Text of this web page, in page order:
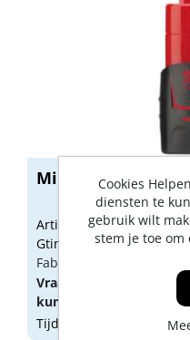
Milwaukee accu
Artikelnummer: 1707119
Gtin: 4002395377251
Fabrikant artikel
Vraag een
aan
kunnen zien.
Tijdelijk niet op voorraad
Cookies
diensten te
gebruik wilt
stem je toe om